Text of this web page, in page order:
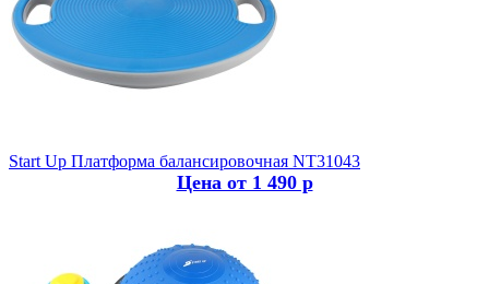
Start Up Платформа балансировочная NT31043
Цена от 1 490 р